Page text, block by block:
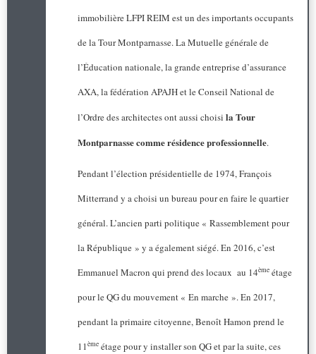
immobilière LFPI REIM est un des importants occupants
de la Tour Montparnasse. La Mutuelle générale de
l’Éducation nationale, la grande entreprise d’assurance
AXA, la fédération APAJH et le Conseil National de
l’Ordre des architectes ont aussi choisi la Tour
Montparnasse comme résidence professionnelle.
Pendant l’élection présidentielle de 1974, François
Mitterrand y a choisi un bureau pour en faire le quartier
général. L’ancien parti politique « Rassemblement pour
la République » y a également siégé. En 2016, c’est
Emmanuel Macron qui prend des locaux au 14ème étage
pour le QG du mouvement « En marche ». En 2017,
pendant la primaire citoyenne, Benoît Hamon prend le
11ème étage pour y installer son QG et par la suite, ces